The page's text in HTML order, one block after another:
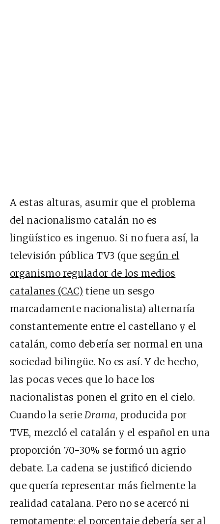
A estas alturas, asumir que el problema
del nacionalismo catalán no es
lingüístico es ingenuo. Si no fuera así, la
televisión pública TV3 (que según el
organismo regulador de los medios
catalanes (CAC) tiene un sesgo
marcadamente nacionalista) alternaría
constantemente entre el castellano y el
catalán, como debería ser normal en una
sociedad bilingüe. No es así. Y de hecho,
las pocas veces que lo hace los
nacionalistas ponen el grito en el cielo.
Cuando la serieDrama, producida por
TVE, mezcló el catalán y el español en una
proporción 70-30% se formó un agrio
debate. La cadena se justificó diciendo
que quería representar más fielmente la
realidad catalana. Pero no se acercó ni
remotamente: el porcentaje debería ser al